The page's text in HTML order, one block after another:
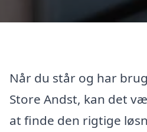
Når du står og har
Store Andst, kan det
at finde den rigtige